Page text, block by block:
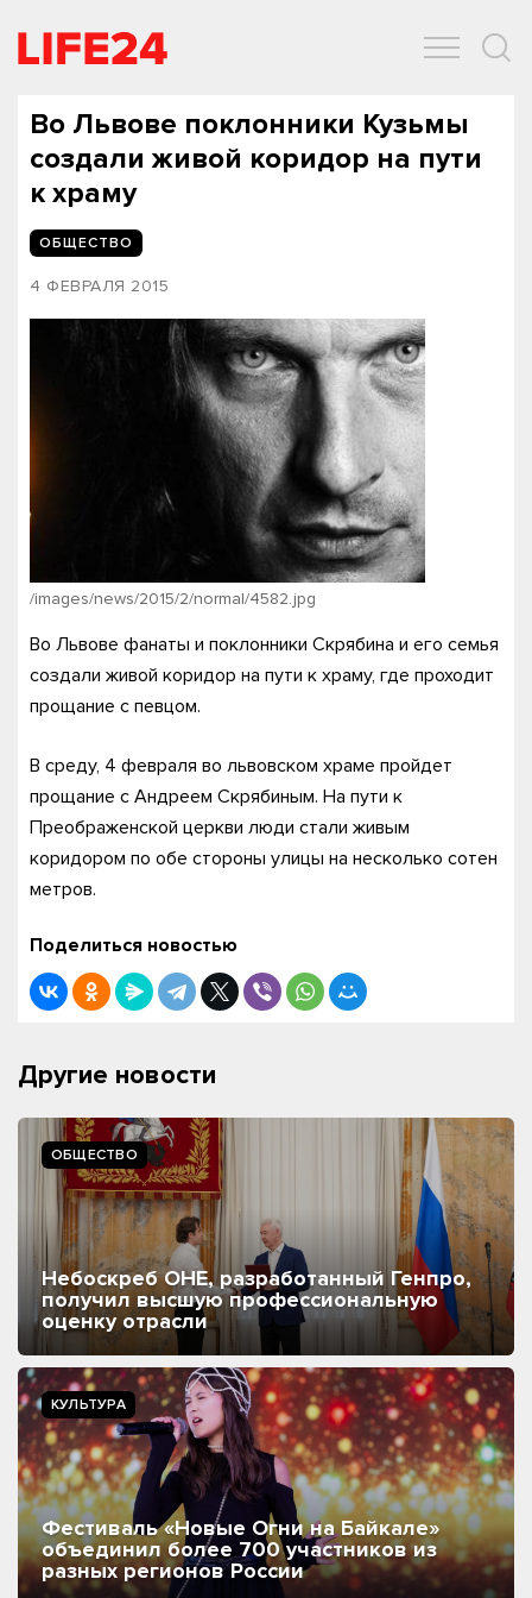
Во Львове поклонники Кузьмы
создали живой коридор на пути
к храму
ОБЩЕСТВО
4 ФЕВРАЛЯ 2015
/images/news/2015/2/normal/4582.jpg
Во Львове фанаты и поклонники Скрябина и его семья
создали живой коридор на пути к храму, где проходит
прощание с певцом.
В среду, 4 февраля во львовском храме пройдет
прощание с Андреем Скрябиным. На пути к
Преображенской церкви люди стали живым
коридором по обе стороны улицы на несколько сотен
метров.
Поделиться новостью
Другие новости
ОБЩЕСТВО
Небоскреб ОНЕ, разработанный Генпро,
получил высшую профессиональную
оценку отрасли
КУЛЬТУРА
Фестиваль «Новые Огни на Байкале»
объединил более 700 участников из
разных регионов России